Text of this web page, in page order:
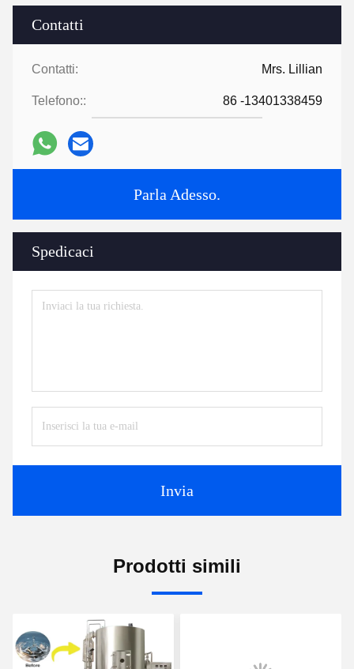
Contatti
Contatti: Mrs. Lillian
Telefono:: 86 -13401338459
Parla Adesso.
Spedicaci
Invia
Prodotti simili